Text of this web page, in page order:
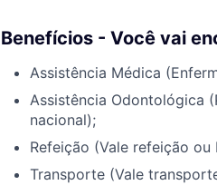
Benefícios - Você vai
Assistência Médica
Assistência Odontológica
nacional);
Refeição (Vale refeição
Transporte (Vale